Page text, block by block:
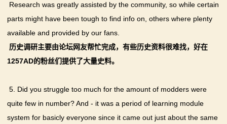
Research was greatly assisted by the community, so while certain
parts might have been tough to find info on, others where plenty
available and provided by our fans.
历史调研主要由论坛网友帮忙完成，有些历史资料很难找，好在
1257AD的粉丝们提供了大量史料。
5. Did you struggle too much for the amount of modders were
quite few in number? And - it was a period of learning module
system for basicly everyone since it came out just about the same